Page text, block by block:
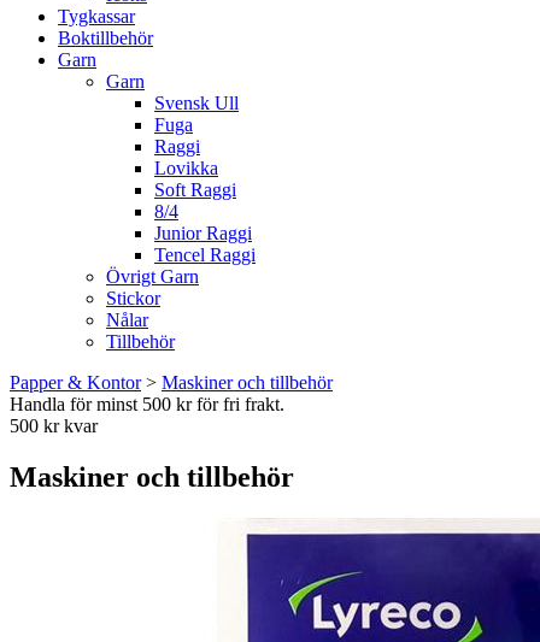
Tygkassar
Boktillbehör
Garn
Garn
Svensk Ull
Fuga
Raggi
Lovikka
Soft Raggi
8/4
Junior Raggi
Tencel Raggi
Övrigt Garn
Stickor
Nålar
Tillbehör
Papper & Kontor> Maskiner och tillbehör
Handla för minst 500 kr för fri frakt.
500 kr kvar
Maskiner och tillbehör